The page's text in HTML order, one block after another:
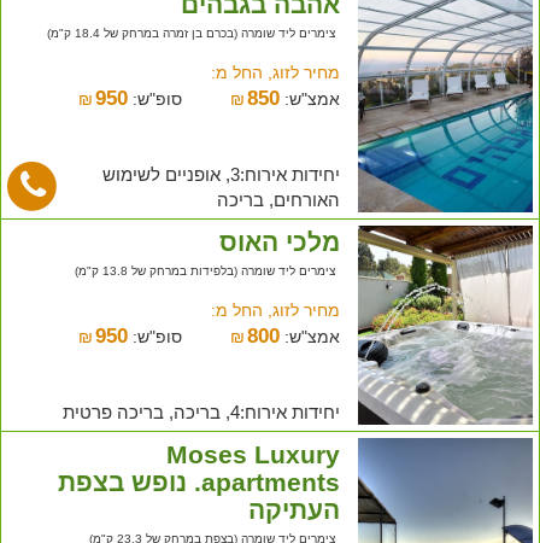
צימרים ליד שומרה (בכרם בן זמרה במרחק של 18.4 ק"מ)
מחיר לזוג, החל מ:
אמצ"ש:
₪850 סופ"ש: ₪ 950
יחידות אירוח:3, אופניים לשימוש
האורחים, בריכה
מלכי האוס
צימרים ליד שומרה (בלפידות במרחק של 13.8 ק"מ)
מחיר לזוג, החל מ:
אמצ"ש:
₪800 סופ"ש: ₪ 950
יחידות אירוח:4, בריכה, בריכה פרטית
Moses Luxury
apartments. נופש בצפת
העתיקה
צימרים ליד שומרה (בצפת במרחק של 23.3 ק"מ)